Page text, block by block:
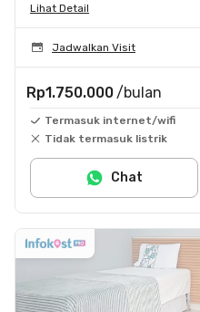
Lihat Detail
Jadwalkan Visit
Rp1.750.000 /bulan
Termasuk internet/wifi
Tidak termasuk listrik
Chat